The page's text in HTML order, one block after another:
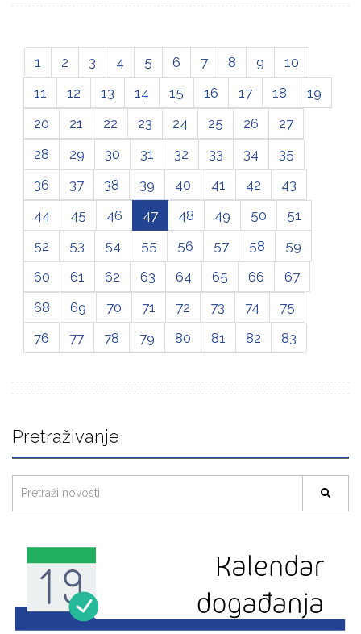
1 2 3 4 5 6 7 8 9
10
11
12 13 14 15 16 17 18
19
20
21 22 23 24 25 26
27
28
29 30 31 32 33 34
35
36
37 38 39 40 41 42
43
44
45 46 47 48 49 50
51
52
53 54 55 56 57 58
59
60
61 62 63 64 65 66
67
68
69 70 71 72 73 74
75
76
77 78 79 80 81 82 83
Pretraživanje